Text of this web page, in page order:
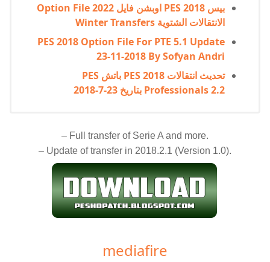
بيس 2018 PES اوبشن فايل 2022 Option File
الانتقالات الشتوية Winter Transfers
PES 2018 Option File For PTE 5.1 Update
23-11-2018 By Sofyan Andri
تحديث انتقالات PES 2018 باتش PES
Professionals 2.2 بتاريخ 23-7-2018
– Full transfer of Serie A and more.
– Update of transfer in 2018.2.1 (Version 1.0).
mediafire